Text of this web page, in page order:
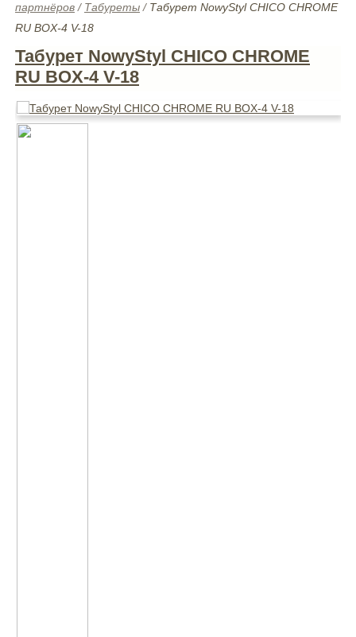
партнёров / Табуреты / Табурет NowyStyl CHICO CHROME
RU BOX-4 V-18
Табурет NowyStyl CHICO CHROME
RU BOX-4 V-18